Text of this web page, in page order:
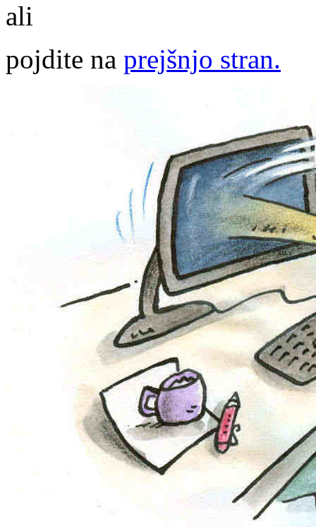
ali
pojdite na prejšnjo stran.